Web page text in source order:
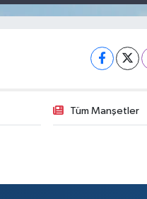
Tüm Manşetler